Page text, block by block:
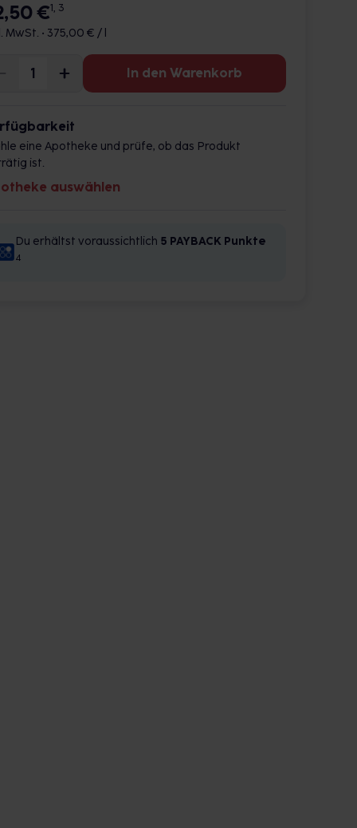
€1, 3
MwSt. • 375,00 € / l
In den Warenkorb
eine Apotheke und prüfe, ob das Produkt
ist.
auswählen
Du erhältst voraussichtlich 5 PAYBACK Punkte
4